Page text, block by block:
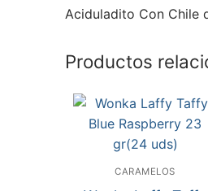
Aciduladito Con Chile
Productos
CARAMELOS